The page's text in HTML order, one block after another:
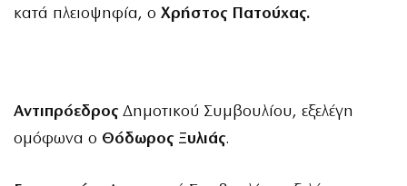
κατά πλειοψηφία, ο Χρήστος Πατούχας.
Αντιπρόεδρος Δημοτικού Συμβουλίου, εξελέγη
ομόφωνα ο Θόδωρος Ξυλιάς.